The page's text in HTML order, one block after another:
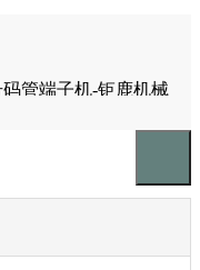
管端子机-钜鹿机械